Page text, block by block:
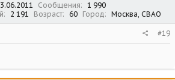
Сообщения
1 990
2 191 Возраст 60 Город Москва, СВАО
#19